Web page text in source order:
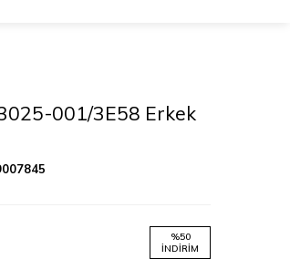
001/3E58 Erkek
%50
İNDIRIM